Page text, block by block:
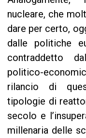
nucleare, che
dare per certo,
dalle politiche
contraddetto
politico-
rilancio di
tipologie di
secolo e
millenaria delle